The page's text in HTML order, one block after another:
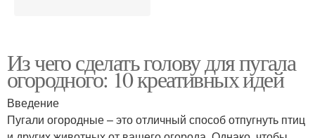
Из чего сделать голову для пугала
огородного: 10 креативных идей
Введение
Пугали огородные – это отличный способ отпугнуть птиц